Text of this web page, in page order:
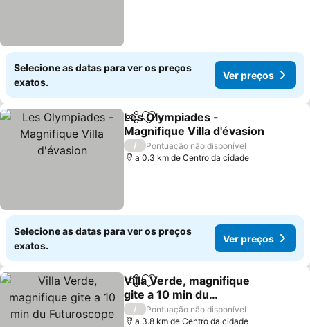
Selecione as datas para ver os preços
exatos.
Ver preços
PartilharAdicionar aos favoritos
Les Olympiades -
Magnifique Villa d'évasion
Ver preços
/
Pontuação não disponível
a 0.3 km de Centro da cidade
Selecione as datas para ver os preços
exatos.
Ver preços
PartilharAdicionar aos favoritos
Villa Verde, magnifique
gite a 10 min du
Futuroscope
Ver preços
/
Pontuação não disponível
a 3.8 km de Centro da cidade